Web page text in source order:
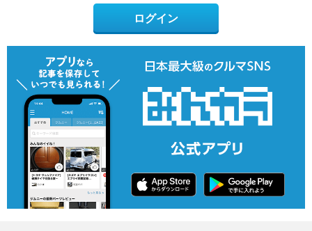
ログイン